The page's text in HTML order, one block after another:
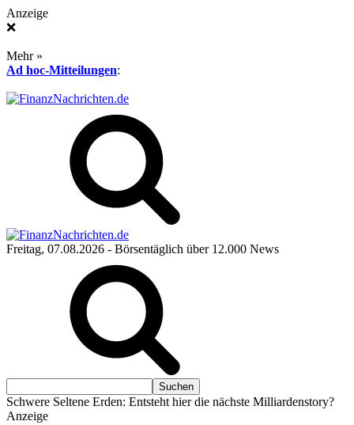
Anzeige
❌
Mehr »
Ad hoc-Mitteilungen:
Freitag, 07.08.2026 - Börsentäglich über 12.000 News
Schwere Seltene Erden: Entsteht hier die nächste Milliardenstory?
Anzeige